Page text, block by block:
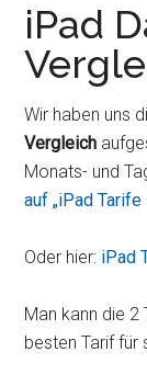
iPad
Wir haben uns
Vergleich
Monats- und
auf „iPad
Oder hier: iPad
Man kann die 2
besten Tarif für